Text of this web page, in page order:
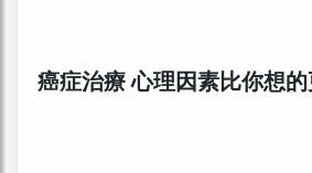
癌症治療 心理因素比你想